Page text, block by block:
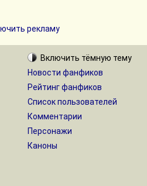
рекламу
Включить тёмную тему
Новости фанфиков
Рейтинг фанфиков
Список пользователей
Комментарии
Персонажи
Каноны